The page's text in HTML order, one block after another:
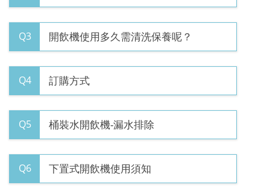
Q3 開飲機使用多久需清洗保養呢？
Q4 訂購方式
Q5 桶裝水開飲機-漏水排除
Q6 下置式開飲機使用須知